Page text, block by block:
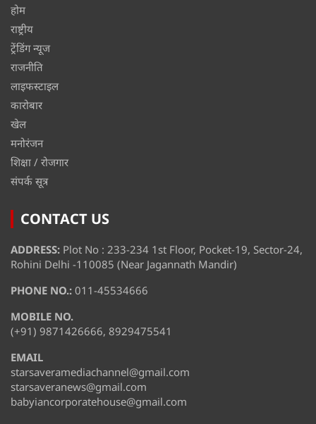
होम
राष्ट्रीय
ट्रेंडिंग न्यूज
राजनीति
लाइफस्टाइल
कारोबार
खेल
मनोरंजन
शिक्षा / रोजगार
संपर्क सूत्र
CONTACT US
ADDRESS: Plot No : 233-234 1st Floor, Pocket-19, Sector-24,
Rohini Delhi -110085 (Near Jagannath Mandir)
PHONE NO.: 011-45534666
MOBILE NO.
(+91) 9871426666, 8929475541
EMAIL
starsaveramediachannel@gmail.com
starsaveranews@gmail.com
babyiancorporatehouse@gmail.com